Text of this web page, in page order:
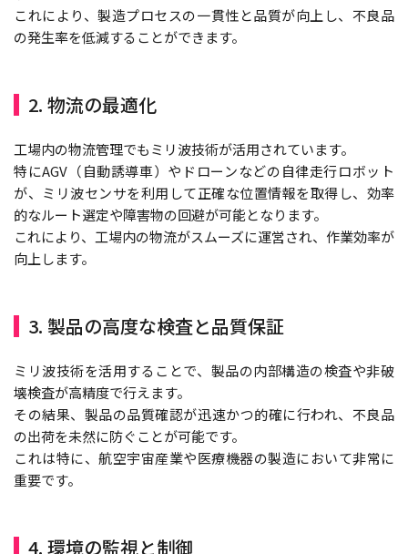
これにより、製造プロセスの一貫性と品質が向上し、不良品
の発生率を低減することができます。
2. 物流の最適化
工場内の物流管理でもミリ波技術が活用されています。
特にAGV（自動誘導車）やドローンなどの自律走行ロボット
が、ミリ波センサを利用して正確な位置情報を取得し、効率
的なルート選定や障害物の回避が可能となります。
これにより、工場内の物流がスムーズに運営され、作業効率が
向上します。
3. 製品の高度な検査と品質保証
ミリ波技術を活用することで、製品の内部構造の検査や非破
壊検査が高精度で行えます。
その結果、製品の品質確認が迅速かつ的確に行われ、不良品
の出荷を未然に防ぐことが可能です。
これは特に、航空宇宙産業や医療機器の製造において非常に
重要です。
4. 環境の監視と制御